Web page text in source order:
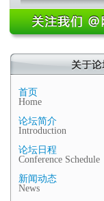
首页
Home
论坛简介
Introduction
论坛日程
Conference Schedule
新闻动态
News